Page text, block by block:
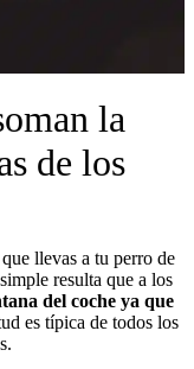
la
de los
llevas a tu perro de
resulta que a los
del coche ya que
es típica de todos los